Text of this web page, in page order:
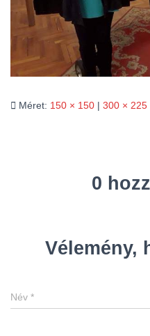
Méret: 150 × 150 | 300 × 225
0
Vélemény,
Név *